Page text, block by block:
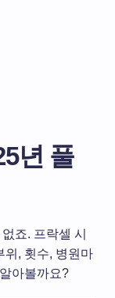
년 풀
죠. 프락셀 시
위, 횟수, 병원마
아볼까요?